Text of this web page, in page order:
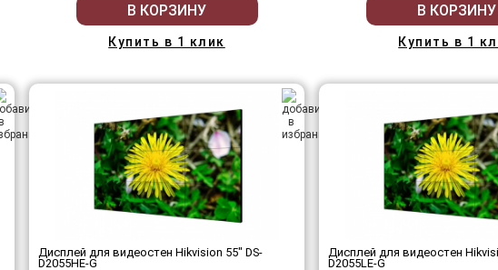
В КОРЗИНУ
Купить в 1 клик
В КОРЗИНУ
Купить в 1
Дисплей для видеостен Hikvision 55" DS-
D2055HE-G
Дисплей для видеостен
D2055LE-G